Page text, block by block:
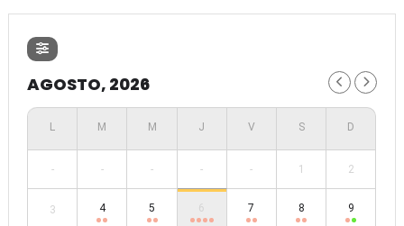
AGOSTO, 2026
- - - - - 1 2
3 4 5 6 7 8 9